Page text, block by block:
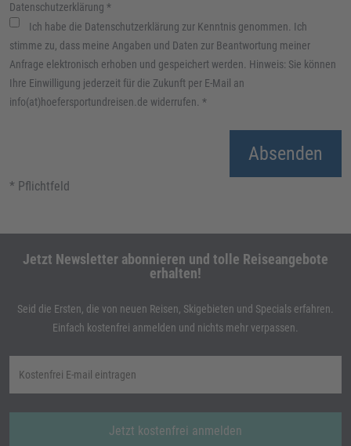
Datenschutzerklärung *
Ich habe die Datenschutzerklärung zur Kenntnis genommen. Ich
stimme zu, dass meine Angaben und Daten zur Beantwortung meiner
Anfrage elektronisch erhoben und gespeichert werden. Hinweis: Sie können
Ihre Einwilligung jederzeit für die Zukunft per E-Mail an
info(at)hoefersportundreisen.de widerrufen. *
Absenden
* Pflichtfeld
Jetzt Newsletter abonnieren und tolle Reiseangebote
erhalten!
Seid die Ersten, die von neuen Reisen, Skigebieten und Specials erfahren.
Einfach kostenfrei anmelden und nichts mehr verpassen.
Jetzt kostenfrei anmelden